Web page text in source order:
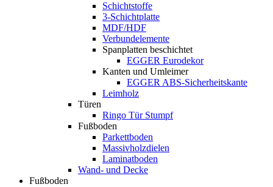
Schichtstoffe
3-Schichtplatte
MDF/HDF
Verbundelemente
Spanplatten beschichtet
EGGER Eurodekor
Kanten und Umleimer
EGGER ABS-Sicherheitskante
Leimholz
Türen
Ringo Tür Stumpf
Fußboden
Parkettboden
Massivholzdielen
Laminatboden
Wand- und Decke
Fußboden